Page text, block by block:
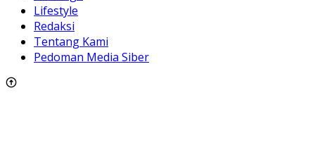
Lifestyle
Redaksi
Tentang Kami
Pedoman Media Siber